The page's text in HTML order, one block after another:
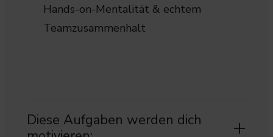
Hands-on-Mentalität & echtem
Teamzusammenhalt
Diese Aufgaben werden dich